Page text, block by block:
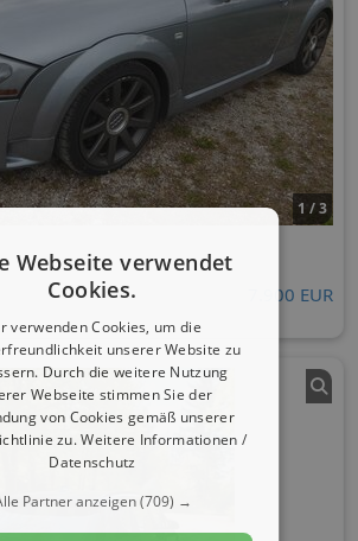
1 / 3
7.900 EUR
Webseite verwendet
Cookies.
verwenden Cookies, um die
unserer Website zu
Durch die weitere Nutzung
Webseite stimmen Sie der
von Cookies gemäß unserer
zu.Weitere Informationen /
Datenschutz
Partner anzeigen(709) →